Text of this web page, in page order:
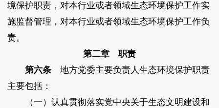
境保护职责，对本行业或者领域生态环境保护工作实
施监督管理，对本行业或者领域生态环境保护工作负
责。
第二章 职责
第六条地方党委主要负责人生态环境保护职责
主要包括：
（一）认真贯彻落实党中央关于生态文明建设和